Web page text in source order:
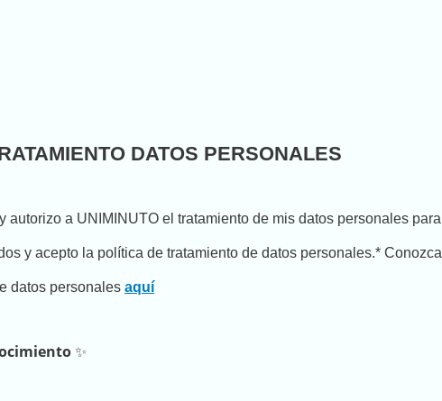
DATOS PERSONALES
autorizo a UNIMINUTO el tratamiento de mis datos personales para
y acepto la política de tratamiento de datos personales.* Conozca
datos personales aquí
✨